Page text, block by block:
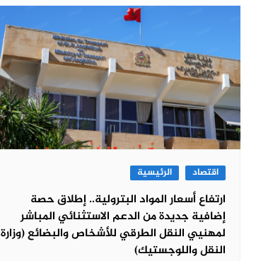
اقتصاد الرئيسية
ارتفاع أسعار المواد البترولية.. إطلاق حصة
إضافية جديدة من الدعم الاستثنائي المباشر
لمهنيي النقل الطرقي للأشخاص والبضائع (وزارة
النقل واللوجستيك)